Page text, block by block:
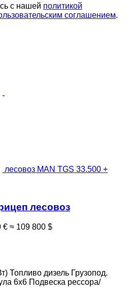
с нашей политикой
соглашением.
лесовоз MAN TGS 33.500 +
лесовоз
€ ≈ 109 800 $
Топливо дизель Грузопод.
6x6 Подвеска рессора/